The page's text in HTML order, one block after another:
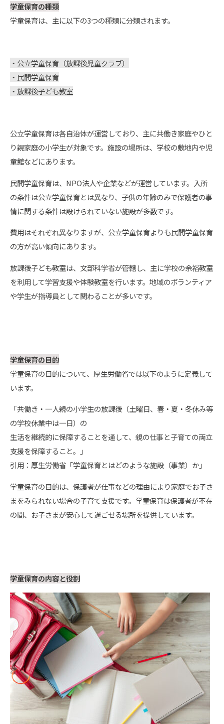
学童保育の種類
学童保育は、主に以下の3つの種類に分類されます。
・公立学童保育（放課後児童クラブ）
・民間学童保育
・放課後子ども教室
公立学童保育は各自治体が運営しており、主に共働き家庭やひと
り親家庭の小学生が対象です。施設の場所は、学校の敷地内や児
童館などにあります。
民間学童保育は、NPO法人や企業などが運営しています。入所
の条件は公立学童保育とは異なり、子供の年齢のみで保護者の事
情に関する条件は設けられていない施設が多数です。
費用はそれぞれ異なりますが、公立学童保育よりも民間学童保育
の方が高い傾向にあります。
放課後子ども教室は、文部科学省が管轄し、主に学校の余裕教室
を利用して学習支援や体験教室を行います。地域のボランティア
や学生が指導員として関わることが多いです。
学童保育の目的
学童保育の目的について、厚生労働省では以下のように定義して
います。
「共働き・一人親の小学生の放課後（土曜日、春・夏・冬休み等
の学校休業中は一日）の
生活を継続的に保障することを通して、親の仕事と子育ての両立
支援を保障すること。」
引用：厚生労働省「学童保育とはどのような施設（事業）か」
学童保育の目的は、保護者が仕事などの理由により家庭でお子さ
まをみられない場合の子育て支援です。学童保育は保護者が不在
の間、お子さまが安心して過ごせる場所を提供しています。
学童保育の内容と役割